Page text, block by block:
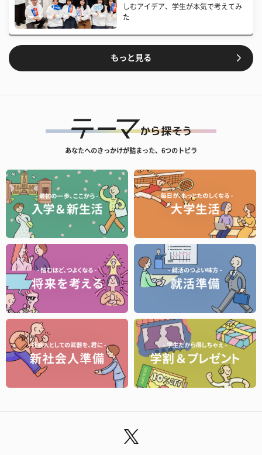
しむアイデア、学生が本気で考えてみ
た
もっと見る
あなたへのきっかけが詰まった、6つのトビラ